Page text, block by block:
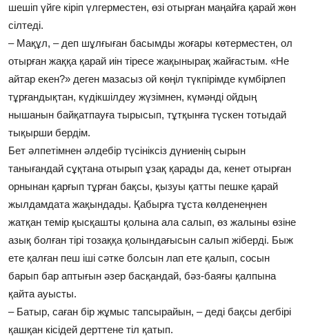
шешіп үйге кіріп үлгерместен, өзі отырған маңайға қарай жөн
сілтеді.
– Мақұл, – деп шұлғыған басымды жоғары көтерместен, ол
отырған жаққа қарай иін тіресе жақынырақ жайғастым. «Не
айтар екен?» деген мазасыз ой көңіл түкпірімде күмбірлеп
тұрғандықтан, күдікшілдеу жүзімнен, күмәнді ойдың
нышанын байқатпауға тырысып, тұтқынға түскен тотыдай
тықырши бердім.
Бет әлпетімнен әлдебір түсініксіз дүниенің сырын
танығандай сұқтана отырып ұзақ қарады да, кенет отырған
орнынан қарғып тұрған бақсы, қызуы қатты пешке қарай
жылдамдата жақындады. Қабырға тұста көлденеңнен
жатқан темір қысқашты қолына ала салып, өз жалыны өзіне
азық болған тірі тозаққа қолындағысын салып жіберді. Быж
ете қалған пеш іші сәтке болсын лап ете қалып, сосын
барып бар аптығын әзер басқандай, бәз-баяғы қалпына
қайта ауысты.
– Батыр, саған бір жұмыс тапсырайын, – деді бақсы дегбірі
қашқан кісідей дерттене тіл қатып.